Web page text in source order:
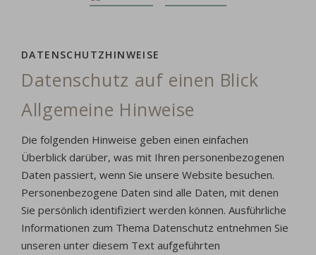
DATENSCHUTZ­HINWEISE
Datenschutz auf einen Blick
Allgemeine Hinweise
Die folgenden Hinweise geben einen einfachen
Überblick darüber, was mit Ihren personenbezogenen
Daten passiert, wenn Sie unsere Website besuchen.
Personenbezogene Daten sind alle Daten, mit denen
Sie persönlich identifiziert werden können. Ausführliche
Informationen zum Thema Datenschutz entnehmen Sie
unseren unter diesem Text aufgeführten